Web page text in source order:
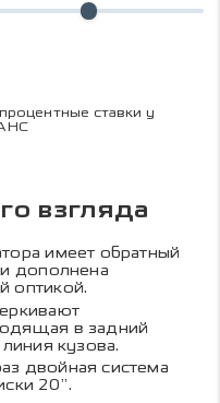
ставки у
взгляда
имеет обратный
дополнена
оптикой.
в задний
кузова.
двойная система
20”.